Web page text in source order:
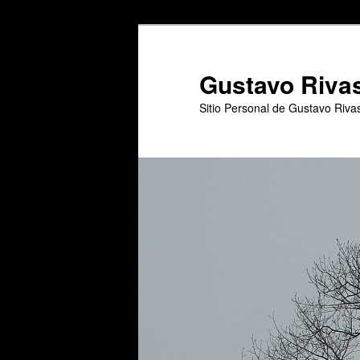
Gustavo
Sitio Personal de Gustavo